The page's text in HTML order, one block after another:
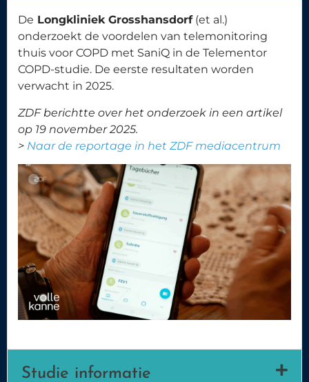
De Longkliniek Grosshansdorf(et al.)
onderzoekt de voordelen van telemonitoring
thuis voor COPD met SaniQ in de Telementor
COPD-studie. De eerste resultaten worden
verwacht in 2025.
ZDF berichtte over het onderzoek in een artikel
op 19 november 2025.
> Naar de reportage in het ZDF mediacentrum
Studie informatie